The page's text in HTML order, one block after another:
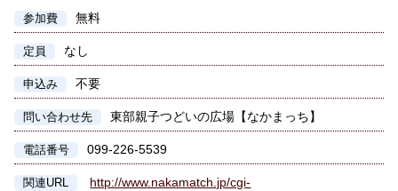
参加費 無料
定員 なし
申込み 不要
問い合わせ先 東部親子つどいの広場【なかまっち】
電話番号 099-226-5539
関連URL
http://www.nakamatch.jp/cgi-